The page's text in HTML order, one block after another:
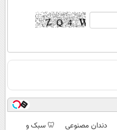
دندان مصنوعی
🦷 سبک و